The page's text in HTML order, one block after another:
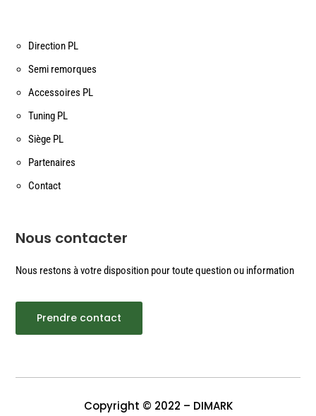
Direction PL
Semi remorques
Accessoires PL
Tuning PL
Siège PL
Partenaires
Contact
Nous contacter
Nous restons à votre disposition pour toute question ou information
Prendre contact
Copyright © 2022 – DIMARK